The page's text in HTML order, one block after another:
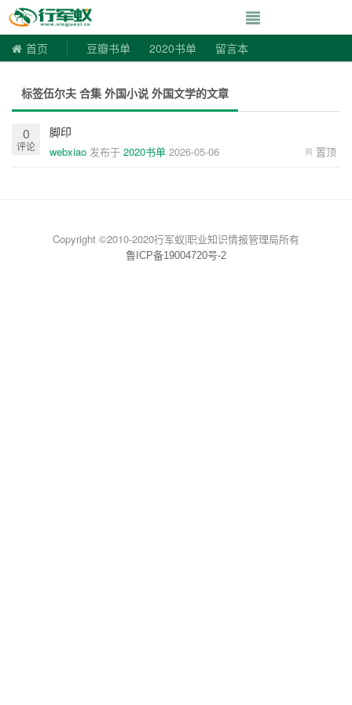
寻书令|走向自
首页 豆瓣书单 2020书单 留言本
标签伍尔夫 合集 外国小说 外国文学的文章
0
评论
脚印
置顶
webxiao 发布于 2020书单 2026-05-06
Copyright ©2010-2020行军蚁|职业知识情报管理局所有
鲁ICP备19004720号-2